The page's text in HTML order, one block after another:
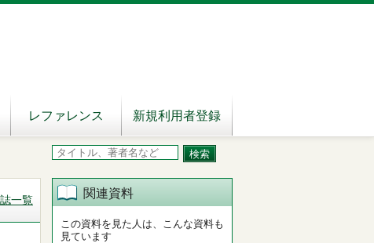
レファレンス 新規利用者登録
一覧
関連資料
この資料を見た人は、こんな資料も
見ています